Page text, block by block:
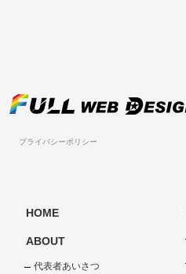
プライバシーポリシー
HOME
ABOUT
代表者あいさつ